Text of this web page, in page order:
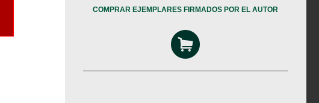
COMPRAR EJEMPLARES FIRMADOS POR EL AUTOR